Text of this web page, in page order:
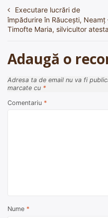
Navigare
în
Executare lucrări de
împădurire în Răucești, Neamț
Timofte Maria, silvicultor
Adaugă o
Adresa ta de email nu va fi
marcate cu *
Comentariu *
Nume *